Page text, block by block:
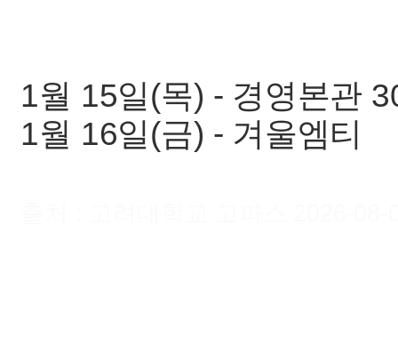
1월 15일(목) - 경영본관
1월 16일(금) - 겨울엠티